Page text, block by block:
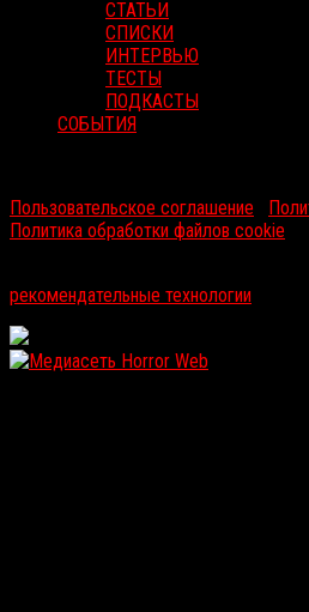
СТАТЬИ
СПИСКИ
ИНТЕРВЬЮ
ТЕСТЫ
ПОДКАСТЫ
СОБЫТИЯ
Пользовательское соглашение
Политика обработки файлов cookie
рекомендательные технологии